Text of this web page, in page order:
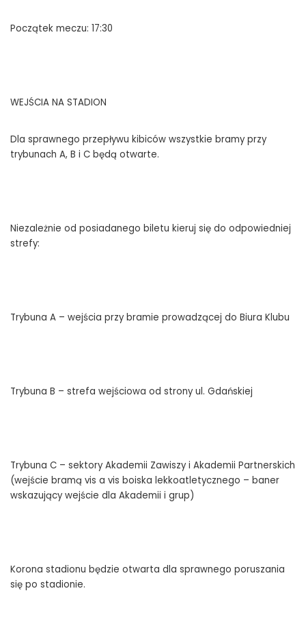
Początek meczu: 17:30
WEJŚCIA NA STADION
Dla sprawnego przepływu kibiców wszystkie bramy przy
trybunach A, B i C będą otwarte.
Niezależnie od posiadanego biletu kieruj się do odpowiedniej
strefy:
Trybuna A – wejścia przy bramie prowadzącej do Biura Klubu
Trybuna B – strefa wejściowa od strony ul. Gdańskiej
Trybuna C – sektory Akademii Zawiszy i Akademii Partnerskich
(wejście bramą vis a vis boiska lekkoatletycznego – baner
wskazujący wejście dla Akademii i grup)
Korona stadionu będzie otwarta dla sprawnego poruszania
się po stadionie.